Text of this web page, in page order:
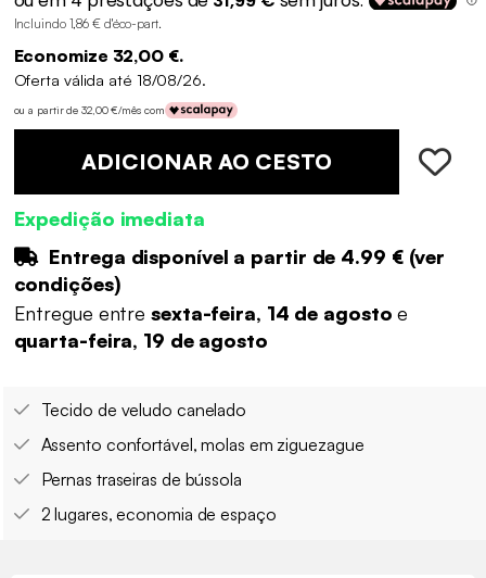
Incluindo 1,86 € d'éco-part.
Economize 32,00 €.
Oferta válida até 18/08/26.
ou a partir de 32,00 €/mês com
ADICIONAR AO CESTO
Expedição imediata
Entrega disponível a partir de 4.99 €(ver
condições)
Entregue entre sexta-feira, 14 de agostoe
quarta-feira, 19 de agosto
Tecido de veludo canelado
Assento confortável, molas em ziguezague
Pernas traseiras de bússola
2 lugares, economia de espaço